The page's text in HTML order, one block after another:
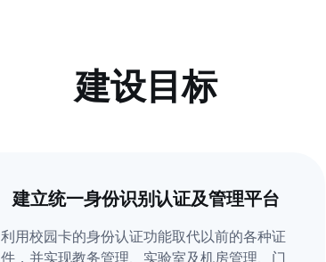
建设目标
建立统一身份识别认证及管理平台
利用校园卡的身份认证功能取代以前的各种证
件，并实现教务管理、实验室及机房管理、门